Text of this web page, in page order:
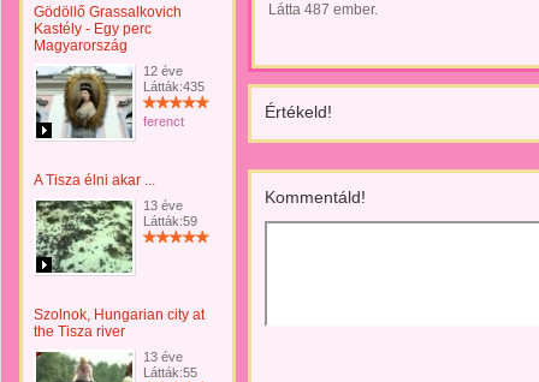
Gödöllő Grassalkovich
Kastély - Egy perc
Magyarország
12 éve
Látták:435
ferenct
A Tisza élni akar ...
13 éve
Látták:59
Szolnok, Hungarian city at
the Tisza river
13 éve
Látták:55
Látta 487 ember.
Értékeld!
Kommentáld!